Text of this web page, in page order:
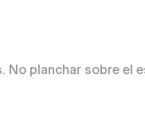
No planchar sobre el